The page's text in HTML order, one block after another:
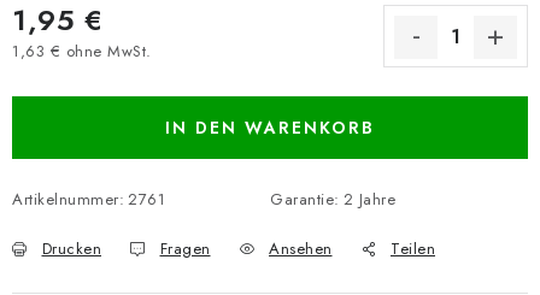
1,95 €
1,63 € ohne MwSt.
IN DEN WARENKORB
Artikelnummer: 2761 Garantie: 2 Jahre
Drucken Fragen Ansehen Teilen